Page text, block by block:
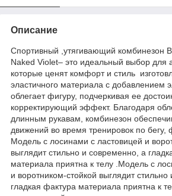
Описание
Спортивный ,утягивающий комбинезон
Naked Violet– это идеальный выбор для
которые ценят комфорт и стиль
эластичного материала с добавлением
облегает фигуру, подчеркивая ее
корректирующий эффект. Благодаря
длинным рукавам, комбинезон
движений во время тренировок по бегу,
Модель с лосинами с ластовицей и
выглядит стильно и современно, а
материала приятна к телу .Модель с
и воротником-стойкой выглядит
гладкая фактура материала приятна к